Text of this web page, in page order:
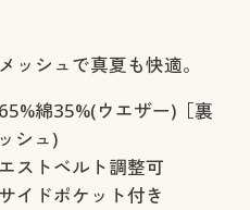
ッシュで真夏も快適。
綿35%(ウエザー)［裏
シュ)
ストベルト調整可
イドポケット付き